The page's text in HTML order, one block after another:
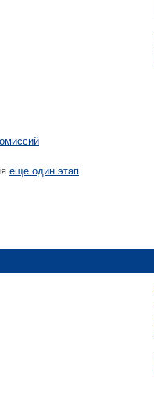
еще один этап